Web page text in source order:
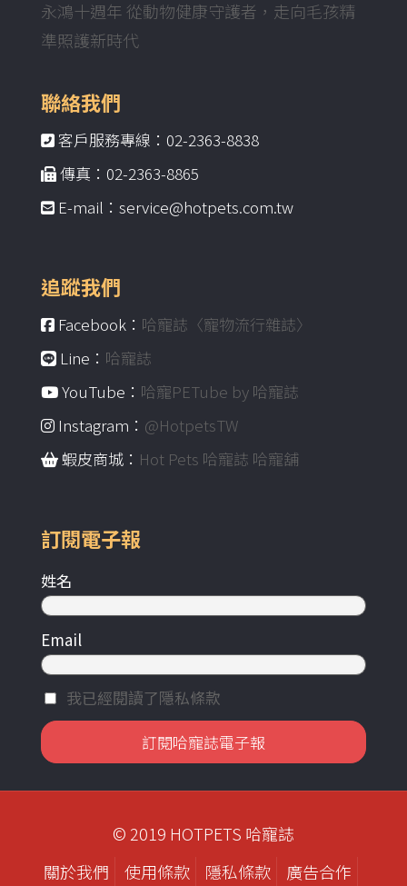
永鴻十週年 從動物健康守護者，走向毛孩精
準照護新時代
聯絡我們
客戶服務專線：02-2363-8838
傳真：02-2363-8865
E-mail：service@hotpets.com.tw
追蹤我們
Facebook： 哈寵誌〈寵物流行雜誌〉
Line： 哈寵誌
YouTube： 哈寵PETube by 哈寵誌
Instagram： @HotpetsTW
蝦皮商城： Hot Pets 哈寵誌 哈寵舖
訂閱電子報
姓名
Email
我已經閱讀了隱私條款
© 2019 HOTPETS 哈寵誌
關於我們
使用條款 隱私條款 廣告合作